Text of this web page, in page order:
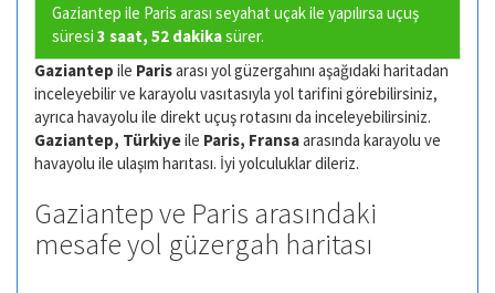
Gaziantep ile Paris arası seyahat uçak ile yapılırsa uçuş
süresi 3 saat, 52 dakikasürer.
Gaziantep ile Parisarası yol güzergahını aşağıdaki haritadan
inceleyebilir ve karayolu vasıtasıyla yol tarifini görebilirsiniz,
ayrıca havayolu ile direkt uçuş rotasını da inceleyebilirsiniz.
Gaziantep, Türkiyeile Paris, Fransaarasında karayolu ve
havayolu ile ulaşım harıtası. İyi yolculuklar dileriz.
Gaziantep ve Paris arasındaki
mesafe yol güzergah haritası